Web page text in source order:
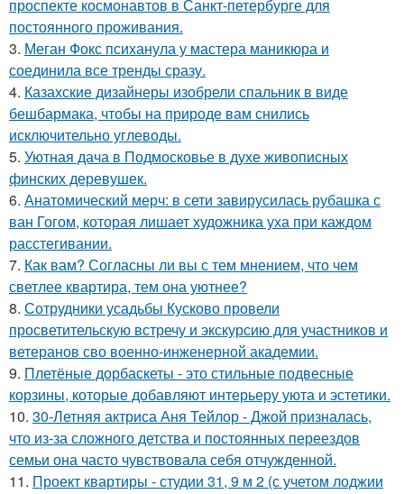
проспекте космонавтов в Санкт-петербурге для
постоянного проживания.
3. Меган Фокс психанула у мастера маникюра и
соединила все тренды сразу.
4. Казахские дизайнеры изобрели спальник в виде
бешбармака, чтобы на природе вам снились
исключительно углеводы.
5. Уютная дача в Подмосковье в духе живописных
финских деревушек.
6. Анатомический мерч: в сети завирусилась рубашка с
ван Гогом, которая лишает художника уха при каждом
расстегивании.
7. Как вам? Согласны ли вы с тем мнением, что чем
светлее квартира, тем она уютнее?
8. Сотрудники усадьбы Кусково провели
просветительскую встречу и экскурсию для участников и
ветеранов сво военно-инженерной академии.
9. Плетёные дорбаскеты - это стильные подвесные
корзины, которые добавляют интерьеру уюта и эстетики.
10. 30-Летняя актриса Аня Тейлор - Джой призналась,
что из-за сложного детства и постоянных переездов
семьи она часто чувствовала себя отчужденной.
11. Проект квартиры - студии 31, 9 м 2 (с учетом лоджии